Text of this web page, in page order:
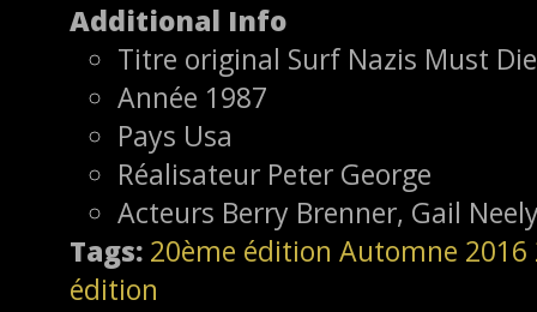
Additional Info
Titre original Surf Nazis Must
Année 1987
Pays Usa
Réalisateur Peter George
Acteurs Berry Brenner, Gail
Tags: 20ème édition Automne 2016
édition